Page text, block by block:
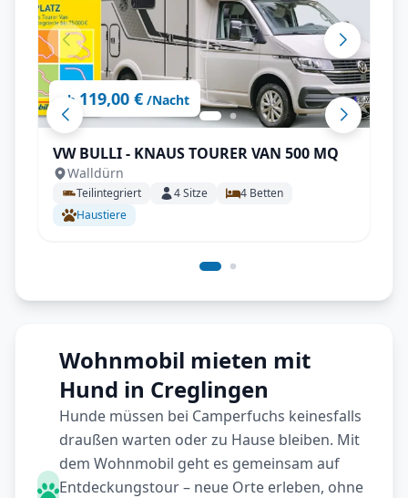
ab 119,00 € /Nacht
VW BULLI - KNAUS TOURER VAN 500 MQ
Walldürn
Teilintegriert 4Sitze 4 Betten
Haustiere
Wohnmobil mieten mit
Hund in Creglingen
Hunde müssen bei Camperfuchs keinesfalls
draußen warten oder zu Hause bleiben. Mit
dem Wohnmobil geht es gemeinsam auf
Entdeckungstour – neue Orte erleben, ohne